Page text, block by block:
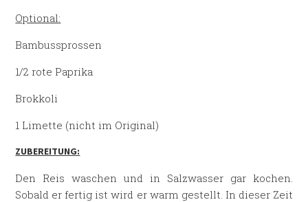
Optional:
Bambussprossen
1/2 rote Paprika
Brokkoli
1 Limette (nicht im Original)
ZUBEREITUNG:
Den Reis waschen und in Salzwasser gar kochen.
Sobald er fertig ist wird er warm gestellt. In dieser Zeit